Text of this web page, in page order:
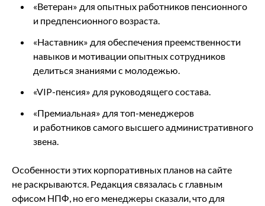
«Ветеран» для опытных работников пенсионного
и предпенсионного возраста.
«Наставник» для обеспечения преемственности
навыков и мотивации опытных сотрудников
делиться знаниями с молодежью.
«VIP-пенсия» для руководящего состава.
«Премиальная» для топ-менеджеров
и работников самого высшего административного
звена.
Особенности этих корпоративных планов на сайте
не раскрываются. Редакция связалась с главным
офисом НПФ, но его менеджеры сказали, что для